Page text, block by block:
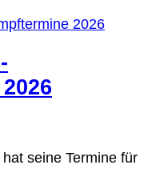
seine Termine für